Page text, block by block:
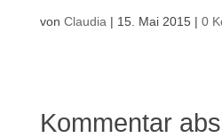
von Claudia | 15. Mai 2015| 0
Kommentar